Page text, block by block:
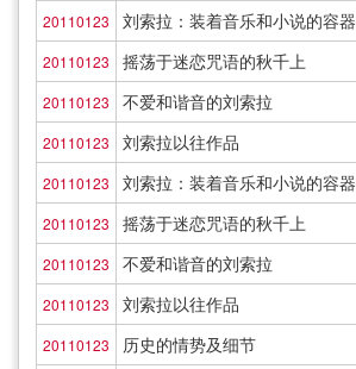
20110123 刘索拉：装着音乐和小说的容器
20110123 摇荡于迷恋咒语的秋千上
20110123 不爱和谐音的刘索拉
20110123 刘索拉以往作品
20110123 刘索拉：装着音乐和小说的容器
20110123 摇荡于迷恋咒语的秋千上
20110123 不爱和谐音的刘索拉
20110123 刘索拉以往作品
20110123 历史的情势及细节